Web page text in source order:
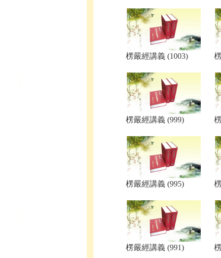
楞嚴經講義 (1003)
楞嚴經講義 (999)
楞嚴經講義 (995)
楞嚴經講義 (991)